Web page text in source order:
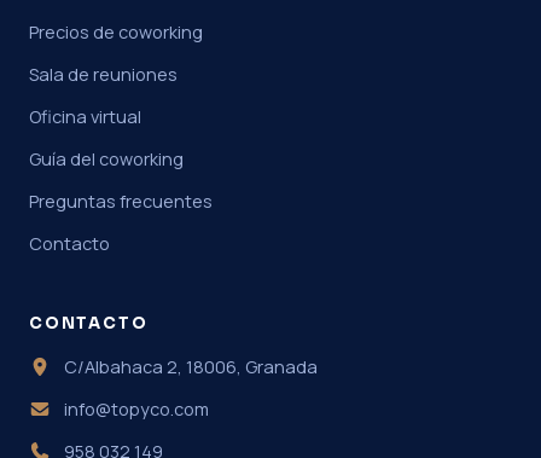
Precios de coworking
Sala de reuniones
Oficina virtual
Guía del coworking
Preguntas frecuentes
Contacto
CONTACTO
C/Albahaca 2, 18006, Granada
info@topyco.com
958 032 149